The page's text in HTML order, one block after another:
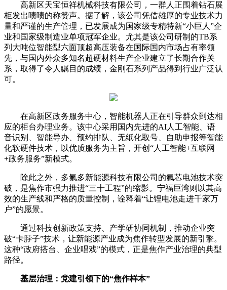
高新区天宝恒祥机械科技有限公司，一群人正围着钻石展
柜发出啧啧的称赞声。据了解，该公司凭借雄厚的专业技术力
量和严谨的生产管理，已发展成为国家级专精特新“小巨人”企
业和国家级制造业单项冠军企业。尤其是该公司研制的TB系
列大吨位智能型六面顶超高压装备在国际国内市场占有率领
先，与国内外众多知名超硬材料生产企业建立了长期合作关
系，取得了令人瞩目的成绩，金刚石系列产品得到行业广泛认
可。
在高新区政务服务中心，智能机器人正在引导群众到达相
应的柜台办理业务。该中心采用国内先进的AI人工智能、语
音识别、智能导办、预约排队、无纸化取号、自助申报等智能
化软硬件技术，以优质服务为主旨，开创“人工智能+互联网
+政务服务”新模式。
除此之外，多氟多新能源科技有限公司的氟芯电池技术突
破，是焦作市强力推进“三十工程”的缩影。宁福巨湾则以其高
效的生产线和严格的质量控制，诠释着“让锂电池走进千家万
户”的愿景。
通过科技创新政策支持、产学研协同机制，推动企业突
破“卡脖子”技术，让新能源产业成为焦作转型发展的新引擎。
这种“政府搭台、企业唱戏”的模式，正是焦作产业治理的典型
路径。
基层治理：党建引领下的“焦作样本”